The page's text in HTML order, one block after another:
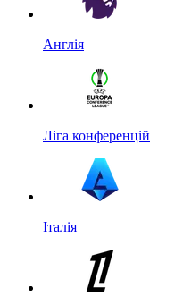
Англія
Ліга конференцій
Італія